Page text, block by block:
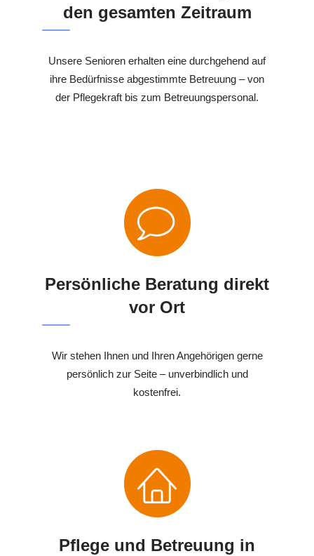
den gesamten Zeitraum
Unsere Senioren erhalten eine durchgehend auf
ihre Bedürfnisse abgestimmte Betreuung – von
der Pflegekraft bis zum Betreuungspersonal.
Persönliche Beratung direkt
vor Ort
Wir stehen Ihnen und Ihren Angehörigen gerne
persönlich zur Seite – unverbindlich und
kostenfrei.
Pflege und Betreuung in